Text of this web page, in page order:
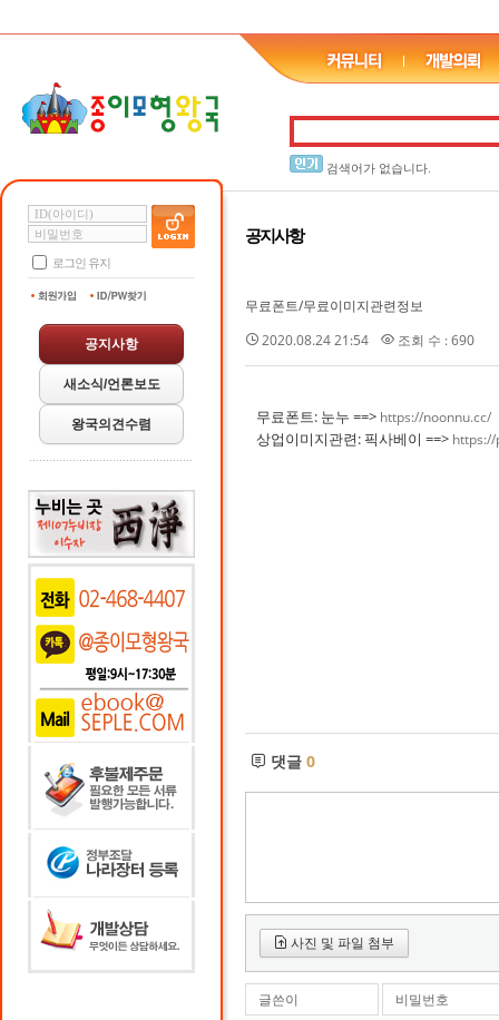
검색어가 없습니다.
로그인 유지
공지사항
새소식/언론보도
왕국의견수렴
공지사항
무료폰트/무료이미지관련정보
2020.08.24 21:54
조회 수 : 690
무료폰트: 눈누 ==> https://noonnu.cc/
상업이미지관련: 픽사베이 ==>
댓글 0
사진 및 파일 첨부
글쓴이 비밀번호